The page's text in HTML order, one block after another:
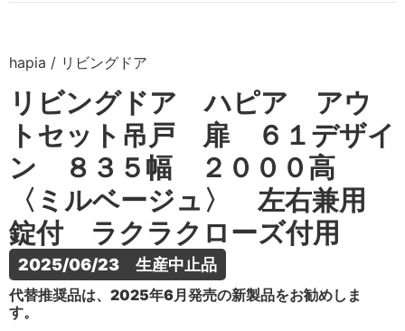
hapia / リビングドア
リビングドア ハピア アウ
トセット吊戸 扉 ６１デザイ
ン ８３５幅 ２０００高
〈ミルベージュ〉 左右兼用
錠付 ラクラクローズ付用
2025/06/23　生産中止品
代替推奨品は、2025年6月発売の新製品をお勧めしま
す。